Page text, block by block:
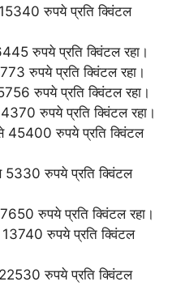
रुपये प्रति क्विंटल
रुपये प्रति क्विंटल रहा।
रुपये प्रति क्विंटल रहा।
रुपये प्रति क्विंटल रहा।
रुपये प्रति क्विंटल रहा।
45400 रुपये प्रति क्विंटल
रुपये प्रति क्विंटल
रुपये प्रति क्विंटल रहा।
रुपये प्रति क्विंटल
रुपये प्रति क्विंटल